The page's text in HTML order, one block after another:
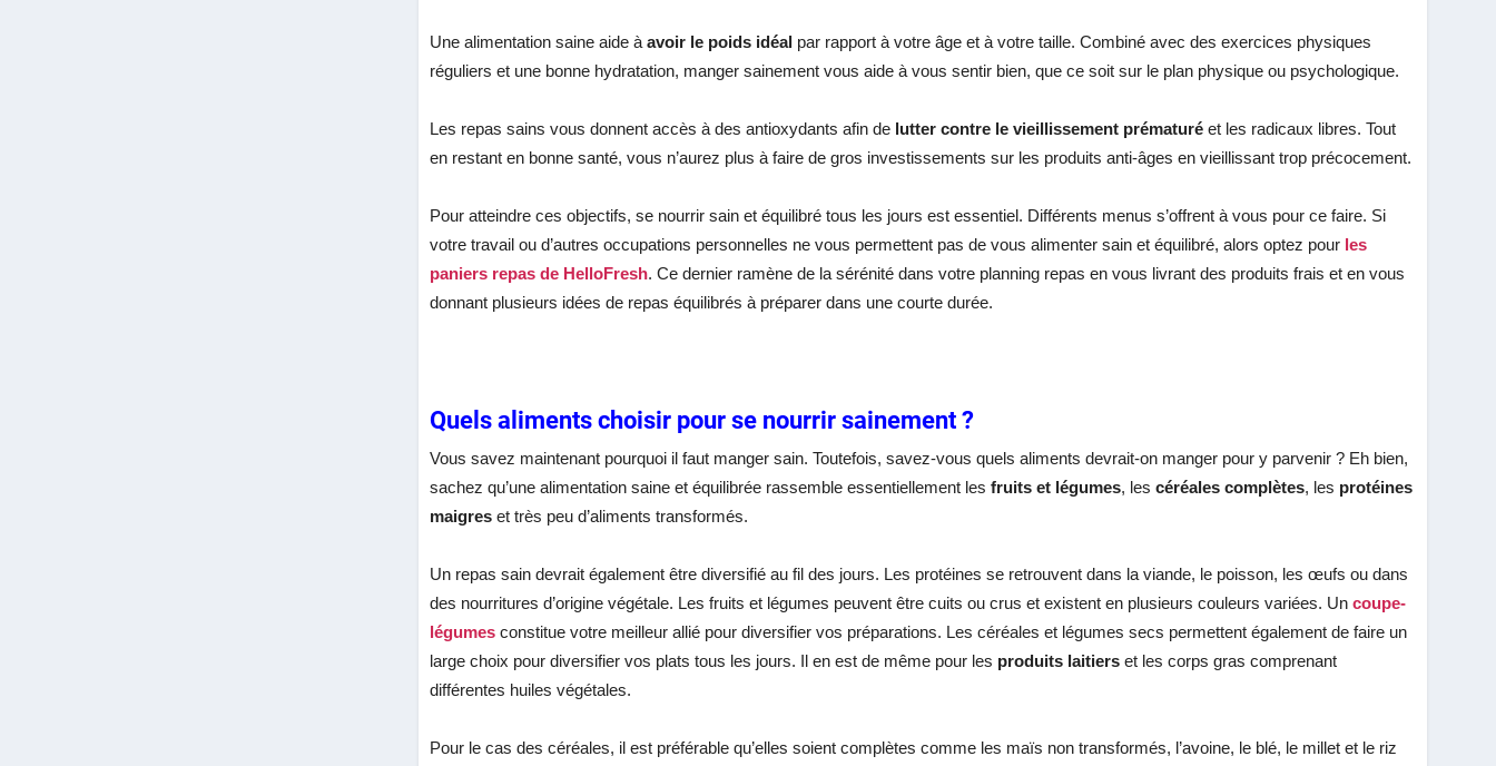
Une alimentation saine aide àavoir le poids idéal par rapport à votre âge et à votre taille. Combiné avec des exercices physiques
réguliers et une bonne hydratation, manger sainement vous aide à vous sentir bien, que ce soit sur le plan physique ou psychologique.
Les repas sains vous donnent accès à des antioxydants afin de lutter contre le vieillissement prématuré et les radicaux libres. Tout
en restant en bonne santé, vous n’aurez plus à faire de gros investissements sur les produits anti-âges en vieillissant trop précocement.
Pour atteindre ces objectifs, se nourrir sain et équilibré tous les jours est essentiel. Différents menus s’offrent à vous pour ce faire. Si
votre travail ou d’autres occupations personnelles ne vous permettent pas de vous alimenter sain et équilibré, alors optez pour les
paniers repas de HelloFresh. Ce dernier ramène de la sérénité dans votre planning repas en vous livrant des produits frais et en vous
donnant plusieurs idées de repas équilibrés à préparer dans une courte durée.
Quels aliments choisir pour se nourrir sainement ?
Vous savez maintenant pourquoi il faut manger sain. Toutefois, savez-vous quels aliments devrait-on manger pour y parvenir ? Eh bien,
sachez qu’une alimentation saine et équilibrée rassemble essentiellement lesfruits et légumes, lescéréales complètes, les protéines
maigres et très peu d’aliments transformés.
Un repas sain devrait également être diversifié au fil des jours. Les protéines se retrouvent dans la viande, le poisson, les œufs ou dans
des nourritures d’origine végétale. Les fruits et légumes peuvent être cuits ou crus et existent en plusieurs couleurs variées. Uncoupe-
légumes constitue votre meilleur allié pour diversifier vos préparations. Les céréales et légumes secs permettent également de faire un
large choix pour diversifier vos plats tous les jours. Il en est de même pour les produits laitiers et les corps gras comprenant
différentes huiles végétales.
Pour le cas des céréales, il est préférable qu’elles soient complètes comme les maïs non transformés, l’avoine, le blé, le millet et le riz